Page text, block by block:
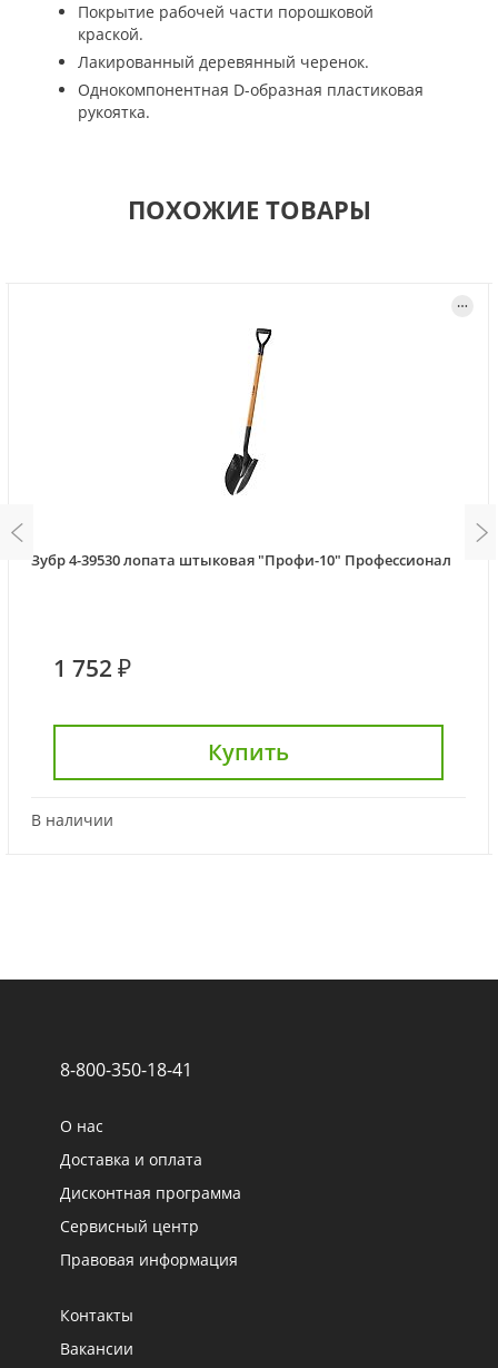
Покрытие рабочей части порошковой
краской.
Лакированный деревянный черенок.
Однокомпонентная D-образная пластиковая
рукоятка.
ПОХОЖИЕ ТОВАРЫ
Зубр 4-39530 лопата штыковая "Профи-10" Профессионал
1 752 ₽
Купить
В наличии
8-800-350-18-41
О нас
Доставка и оплата
Дисконтная программа
Сервисный центр
Правовая информация
Контакты
Вакансии